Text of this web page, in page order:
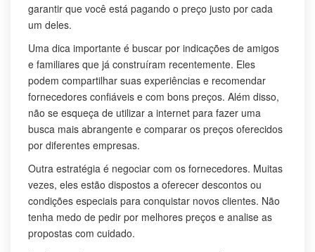
garantir que você está pagando o preço justo por cada
um deles.
Uma dica importante é buscar por indicações de amigos
e familiares que já construíram recentemente. Eles
podem compartilhar suas experiências e recomendar
fornecedores confiáveis e com bons preços. Além disso,
não se esqueça de utilizar a internet para fazer uma
busca mais abrangente e comparar os preços oferecidos
por diferentes empresas.
Outra estratégia é negociar com os fornecedores. Muitas
vezes, eles estão dispostos a oferecer descontos ou
condições especiais para conquistar novos clientes. Não
tenha medo de pedir por melhores preços e analise as
propostas com cuidado.